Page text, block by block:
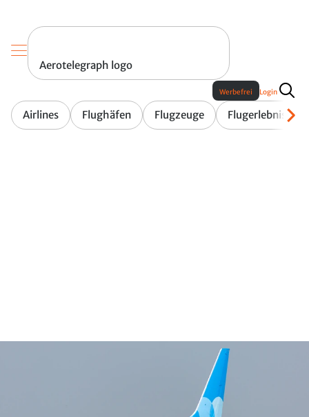
Aerotelegraph logo
Airlines Flughäfen Flugzeuge Flugerlebnis
Werbefrei Login